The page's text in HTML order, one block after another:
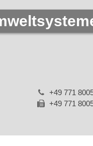
+49 771
+49 771